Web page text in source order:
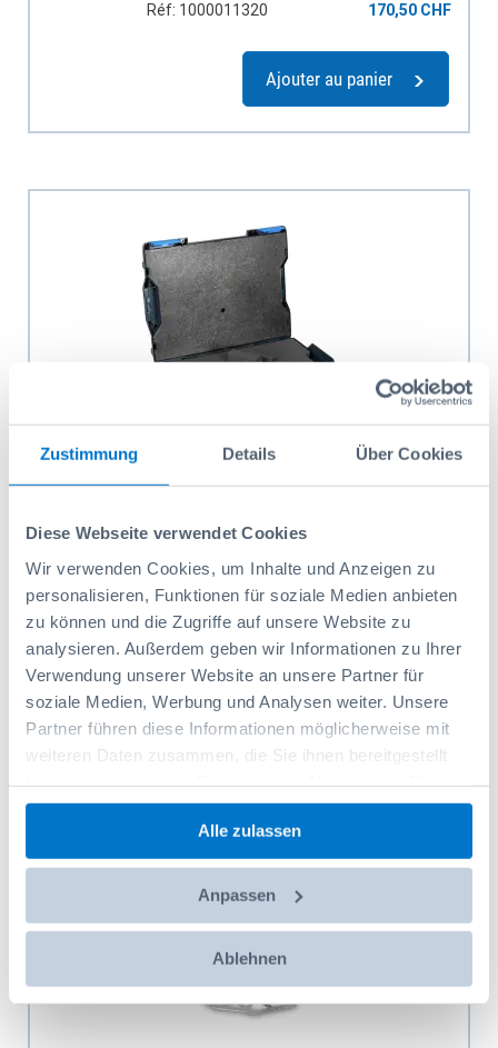
Zustimmung Details Über Cookies
Diese Webseite verwendet Cookies
Wir verwenden Cookies, um Inhalte und Anzeigen zu
personalisieren, Funktionen für soziale Medien anbieten
zu können und die Zugriffe auf unsere Website zu
analysieren. Außerdem geben wir Informationen zu Ihrer
Verwendung unserer Website an unsere Partner für
soziale Medien, Werbung und Analysen weiter. Unsere
Partner führen diese Informationen möglicherweise mit
weiteren Daten zusammen, die Sie ihnen bereitgestellt
gesammelt haben.
Alle zulassen
Anpassen
Ablehnen
Réf: 1000011320 170,50 CHF
Ajouter au panier
Réf: 1000011319 140,15 CHF
Ajouter au panier